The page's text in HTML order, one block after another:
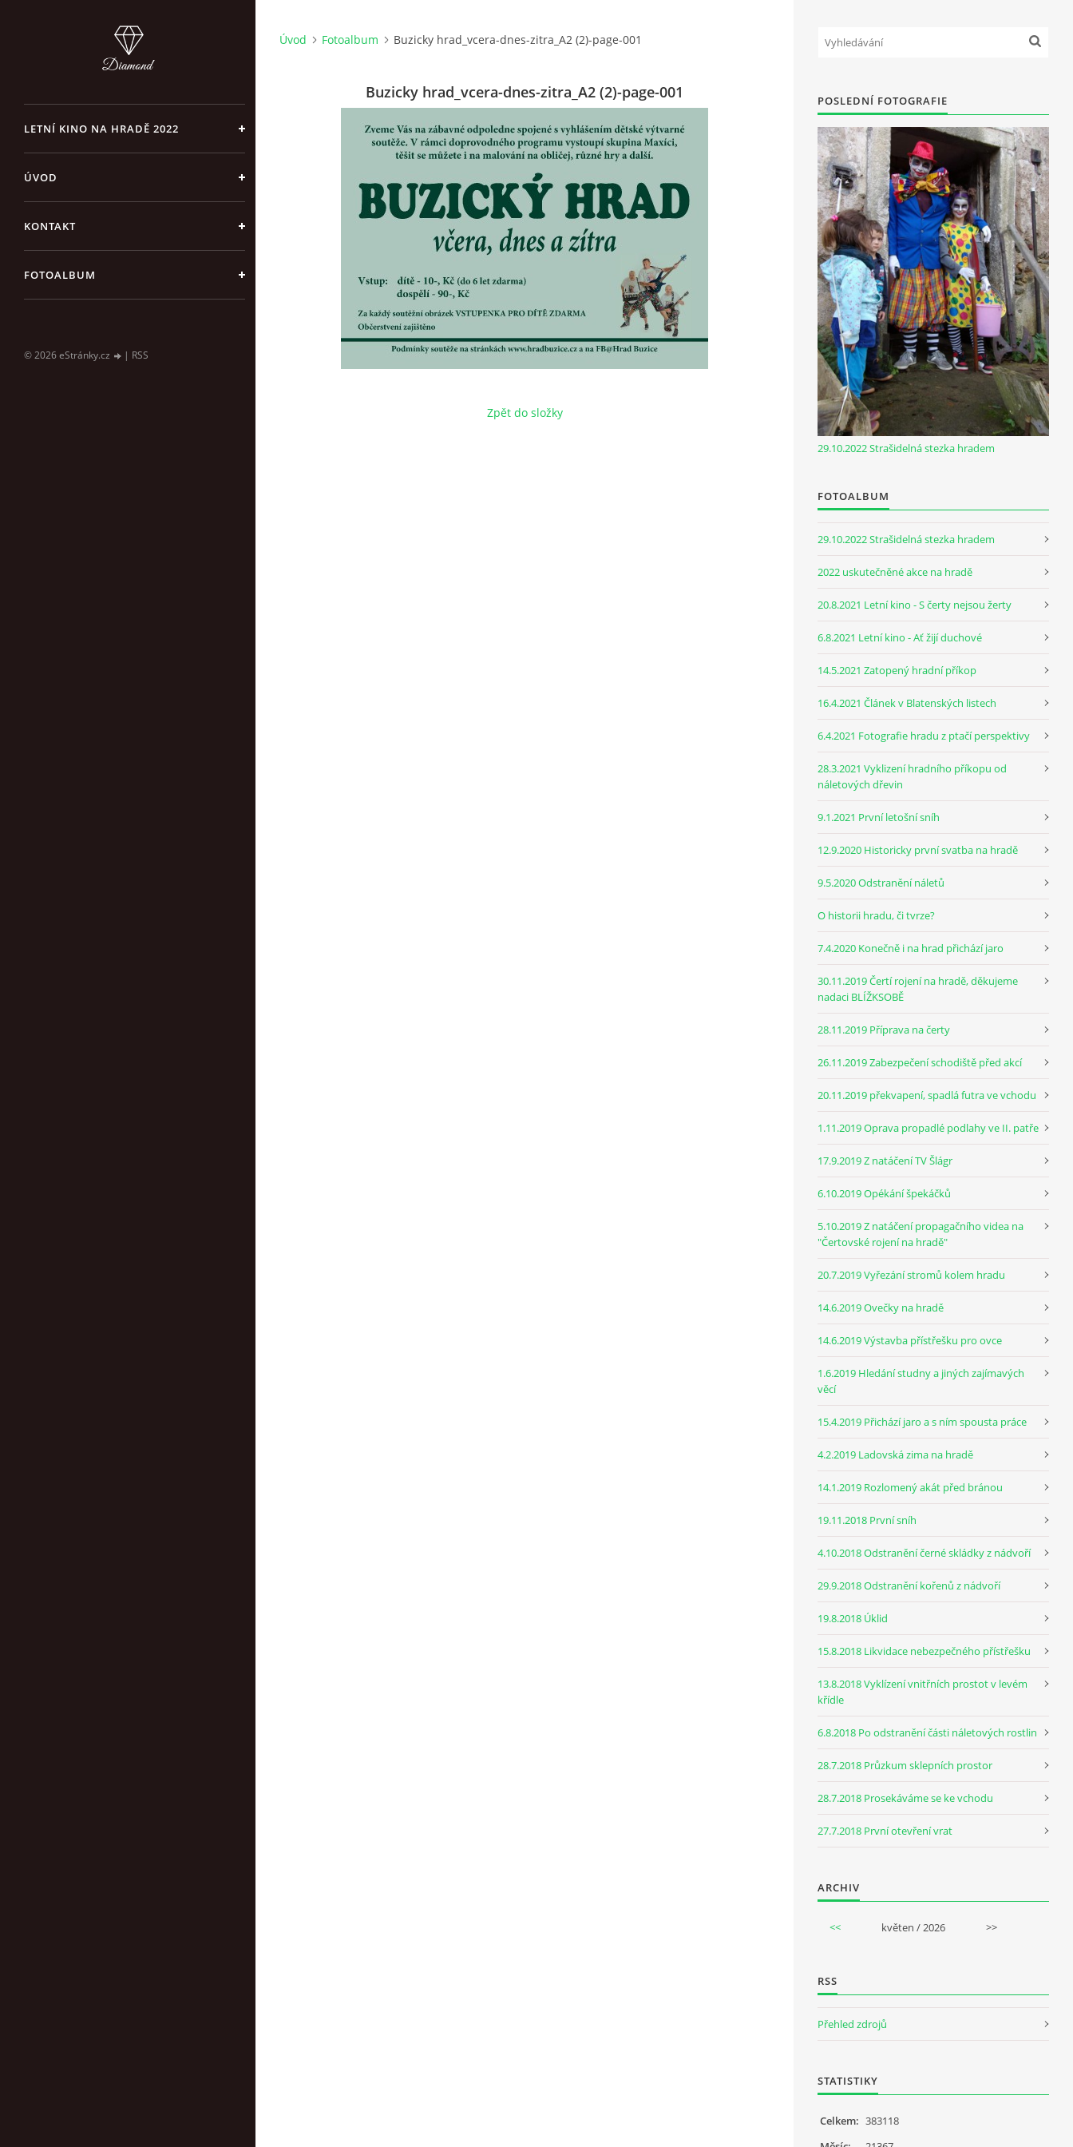
LETNÍ KINO NA HRADĚ 2022
ÚVOD
KONTAKT
FOTOALBUM
© 2026 eStránky.cz | RSS
Úvod Fotoalbum Buzicky hrad_vcera-dnes-zitra_A2 (2)-page-001
Buzicky hrad_vcera-dnes-zitra_A2 (2)-page-001
Zpět do složky
POSLEDNÍ FOTOGRAFIE
29.10.2022 Strašidelná stezka hradem
FOTOALBUM
29.10.2022 Strašidelná stezka hradem
2022 uskutečněné akce na hradě
20.8.2021 Letní kino - S čerty nejsou žerty
6.8.2021 Letní kino - Ať žijí duchové
14.5.2021 Zatopený hradní příkop
16.4.2021 Článek v Blatenských listech
6.4.2021 Fotografie hradu z ptačí perspektivy
28.3.2021 Vyklizení hradního příkopu od
náletových dřevin
9.1.2021 První letošní sníh
12.9.2020 Historicky první svatba na hradě
9.5.2020 Odstranění náletů
O historii hradu, či tvrze?
7.4.2020 Konečně i na hrad přichází jaro
30.11.2019 Čertí rojení na hradě, děkujeme
nadaci BLÍŽKSOBĚ
28.11.2019 Příprava na čerty
26.11.2019 Zabezpečení schodiště před akcí
20.11.2019 překvapení, spadlá futra ve vchodu
1.11.2019 Oprava propadlé podlahy ve II. patře
17.9.2019 Z natáčení TV Šlágr
6.10.2019 Opékání špekáčků
5.10.2019 Z natáčení propagačního videa na
"Čertovské rojení na hradě"
20.7.2019 Vyřezání stromů kolem hradu
14.6.2019 Ovečky na hradě
14.6.2019 Výstavba přístřešku pro ovce
1.6.2019 Hledání studny a jiných zajímavých
věcí
15.4.2019 Přichází jaro a s ním spousta práce
4.2.2019 Ladovská zima na hradě
14.1.2019 Rozlomený akát před bránou
19.11.2018 První sníh
4.10.2018 Odstranění černé skládky z nádvoří
29.9.2018 Odstranění kořenů z nádvoří
19.8.2018 Úklid
15.8.2018 Likvidace nebezpečného přístřešku
13.8.2018 Vyklízení vnitřních prostot v levém
křídle
6.8.2018 Po odstranění části náletových rostlin
28.7.2018 Průzkum sklepních prostor
28.7.2018 Prosekáváme se ke vchodu
27.7.2018 První otevření vrat
ARCHIV
<< květen / 2026 >>
RSS
Přehled zdrojů
STATISTIKY
Celkem: 383118